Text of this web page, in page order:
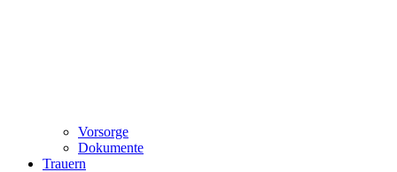
Vorsorge
Dokumente
Trauern